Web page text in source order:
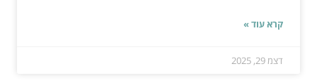
קרא עוד »
דצמ 29, 2025